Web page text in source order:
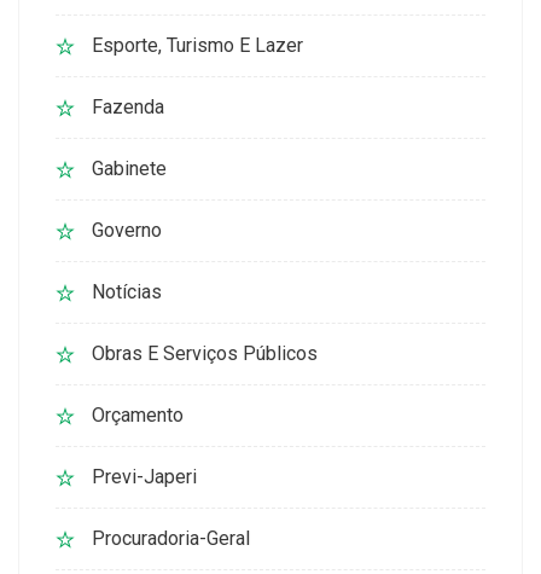
Esporte, Turismo E Lazer
Fazenda
Gabinete
Governo
Notícias
Obras E Serviços Públicos
Orçamento
Previ-Japeri
Procuradoria-Geral